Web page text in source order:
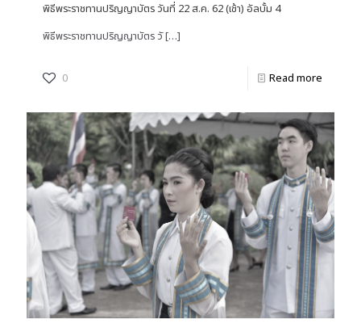
พิธีพระราชทานปริญญาบัตร วันที่ 22 ส.ค. 62 (เช้า) อัลบั้ม 4
พิธีพระราชทานปริญญาบัตร วั[…]
0 Read more